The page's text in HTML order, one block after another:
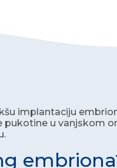
implantaciju
pukotine u vanjskom